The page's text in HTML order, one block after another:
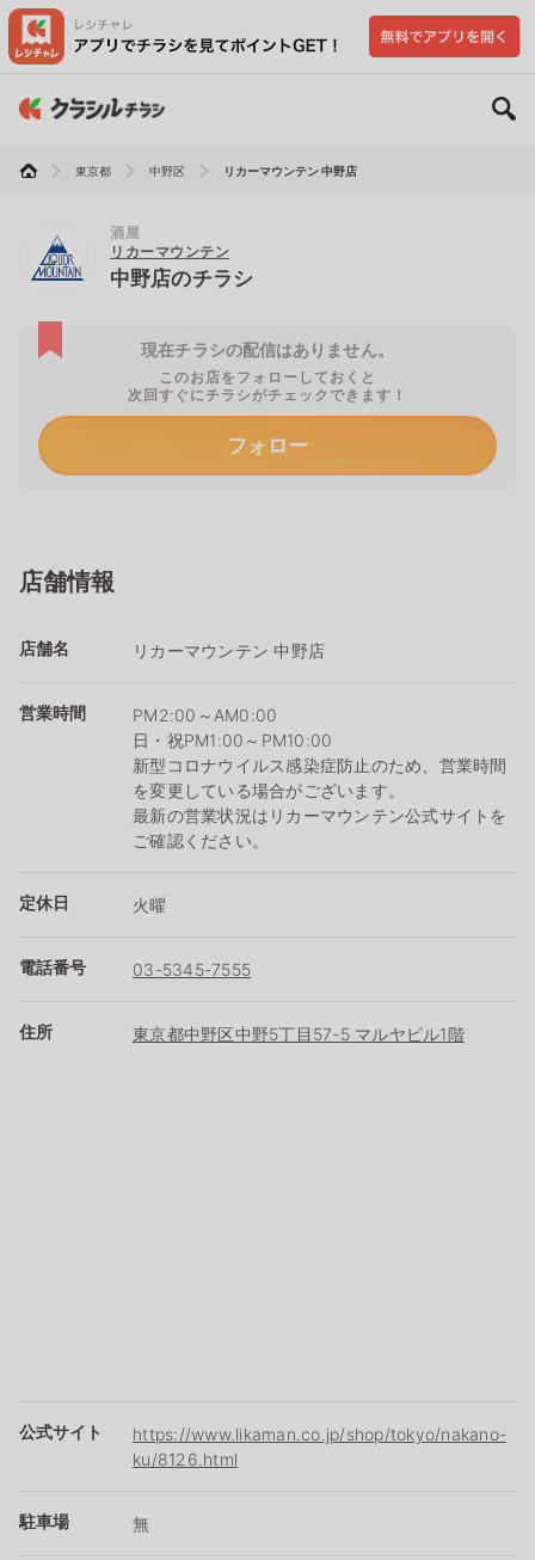
東京都 中野区 リカーマウンテン 中野店
酒屋
リカーマウンテン
中野店のチラシ
現在チラシの配信はありません。
このお店をフォローしておくと
次回すぐにチラシがチェックできます！
フォロー
店舗情報
店舗名 リカーマウンテン 中野店
営業時間
PM2:00～AM0:00
日・祝PM1:00～PM10:00
新型コロナウイルス感染症防止のため、営業時間
を変更している場合がございます。
最新の営業状況はリカーマウンテン公式サイトを
ご確認ください。
定休日 火曜
電話番号 03-5345-7555
住所 東京都中野区中野5丁目57-5 マルヤビル1階
公式サイト
https://www.likaman.co.jp/shop/tokyo/nakano-
ku/8126.html
駐車場 無